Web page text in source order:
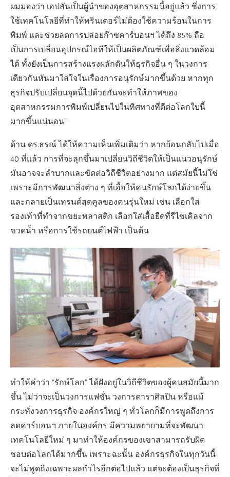
ผมมองว่า เอปสันเป็นผู้นำของอุตสาหกรรมนี้อยู่แล้ว ซึ่งการ
ใช้เทคโนโลยีที่ทำให้พรินเตอร์ไม่ต้องใช้ความร้อนในการ
พิมพ์ และช่วยลดการปล่อยก๊าซคาร์บอนฯ ได้ถึง 85% ถือ
เป็นการเปลี่ยนอุปกรณ์ไอทีให้เป็นผลิตภัณฑ์เพื่อสิ่งแวดล้อม
ได้ ทั้งยังเป็นการสร้างแรงผลักดันให้ธุรกิจอื่น ๆ ในวงการ
เดียวกันหันมาใส่ใจในเรื่องการอนุรักษ์มากขึ้นด้วย หากทุก
ธุรกิจปรับเปลี่ยนจุดนี้ไปด้วยกันจะทำให้ภาพของ
อุตสาหกรรมการพิมพ์เปลี่ยนไปในทิศทางที่ดีต่อโลกใบนี้
มากขึ้นแน่นอน”
ด้าน ดร.ธรณ์ ได้ให้ความเห็นเพิ่มเติมว่า หากย้อนกลับไปเมื่อ
40 ที่แล้ว การที่จะลุกขึ้นมาเปลี่ยนวิถีชีวิตให้เป็นแนวอนุรักษ์
มันอาจจะลำบากและขัดต่อวิถีชีวิตอย่างมาก แต่สมัยนี้ไม่ใช่
เพราะมีการพัฒนาสิ่งต่าง ๆ ที่เอื้อให้คนรักษ์โลกได้ง่ายขึ้น
และกลายเป็นเทรนด์สุดคูลของคนรุ่นใหม่ เช่น เลือกใส่
รองเท้าที่ทำจากขยะพลาสติก เลือกใส่เสื้อยืดที่รีไซเคิลจาก
ขวดน้ำ หรือการใช้รถยนต์ไฟฟ้า เป็นต้น
ทำให้คำว่า “รักษ์โลก” ได้ฝังอยู่ในวิถีชีวิตของผู้คนสมัยนี้มาก
ขึ้น ไม่ว่าจะเป็นวงการแฟชั่น วงการดาราศิลปิน หรือแม้
กระทั่งวงการธุรกิจ องค์กรใหญ่ ๆ ทั่วโลกก็มีการพูดถึงการ
ลดคาร์บอนฯ ภายในองค์กร มีความพยายามที่จะพัฒนา
เทคโนโลยีใหม่ ๆ มาทำให้องค์กรของเขาสามารถรับผิด
ชอบต่อโลกได้มากขึ้น เพราะฉะนั้น องค์กรธุรกิจในทุกวันนี้
จะไม่พูดถึงเฉพาะผลกำไรอีกต่อไปแล้ว แต่จะต้องเป็นธุรกิจที่